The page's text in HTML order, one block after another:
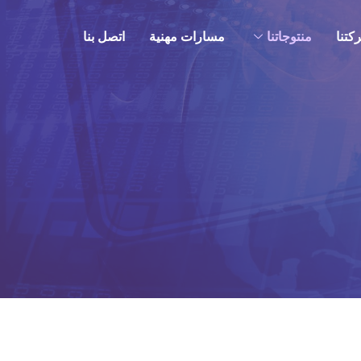
منتوجاتنا مسارات مهنية اتصل بنا